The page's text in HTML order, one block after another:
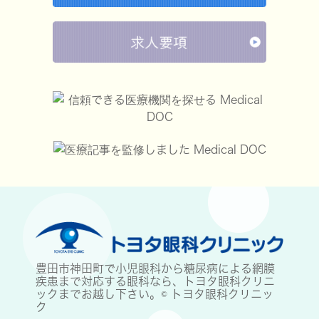
豊田市神田町で小児眼科から糖尿病による網膜
疾患まで対応する眼科なら、トヨタ眼科クリニ
ックまでお越し下さい。© トヨタ眼科クリニッ
ク